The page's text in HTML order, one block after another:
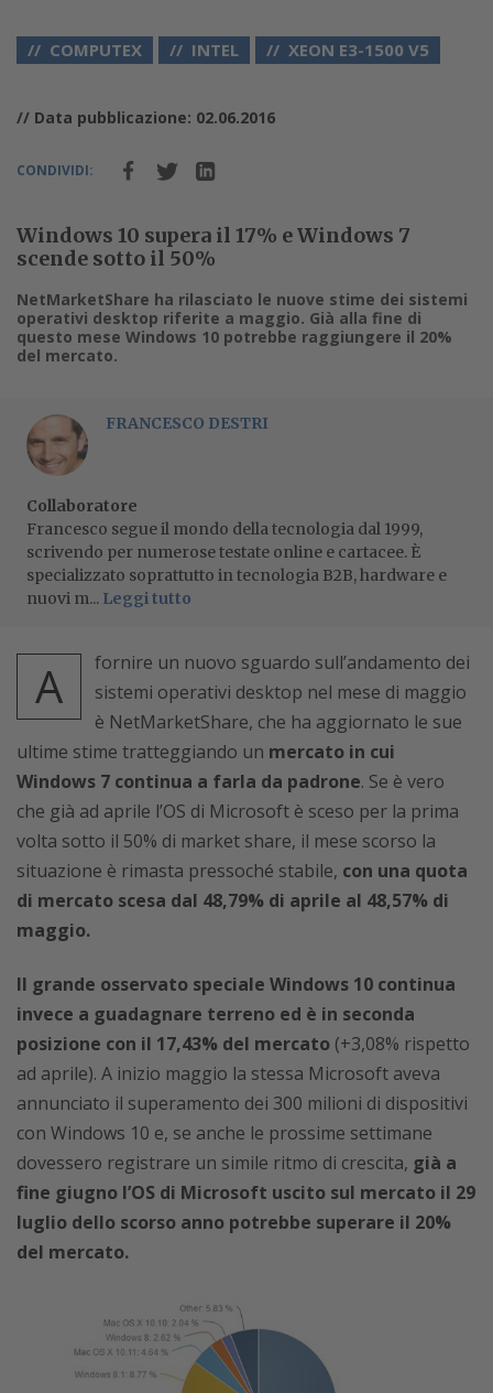
COMPUTEX INTEL XEON E3-1500 V5
// Data pubblicazione: 02.06.2016
CONDIVIDI:
Windows 10 supera il 17% e Windows 7
scende sotto il 50%
NetMarketShare ha rilasciato le nuove stime dei sistemi
operativi desktop riferite a maggio. Già alla fine di
questo mese Windows 10 potrebbe raggiungere il 20%
del mercato.
FRANCESCO DESTRI
Collaboratore
Francesco segue il mondo della tecnologia dal 1999,
scrivendo per numerose testate online e cartacee. È
specializzato soprattutto in tecnologia B2B, hardware e
nuovi m... Leggi tutto
A
fornire un nuovo sguardo sull’andamento dei
sistemi operativi desktop nel mese di maggio
è NetMarketShare, che ha aggiornato le sue
ultime stime tratteggiando un mercato in cui
Windows 7 continua a farla da padrone. Se è vero
che già ad aprile l’OS di Microsoft è sceso per la prima
volta sotto il 50% di market share, il mese scorso la
situazione è rimasta pressoché stabile, con una quota
di mercato scesa dal 48,79% di aprile al 48,57% di
maggio.
Il grande osservato speciale Windows 10 continua
invece a guadagnare terreno ed è in seconda
posizione con il 17,43% del mercato (+3,08% rispetto
ad aprile). A inizio maggio la stessa Microsoft aveva
annunciato il superamento dei 300 milioni di dispositivi
con Windows 10 e, se anche le prossime settimane
dovessero registrare un simile ritmo di crescita, già a
fine giugno l’OS di Microsoft uscito sul mercato il 29
luglio dello scorso anno potrebbe superare il 20%
del mercato.